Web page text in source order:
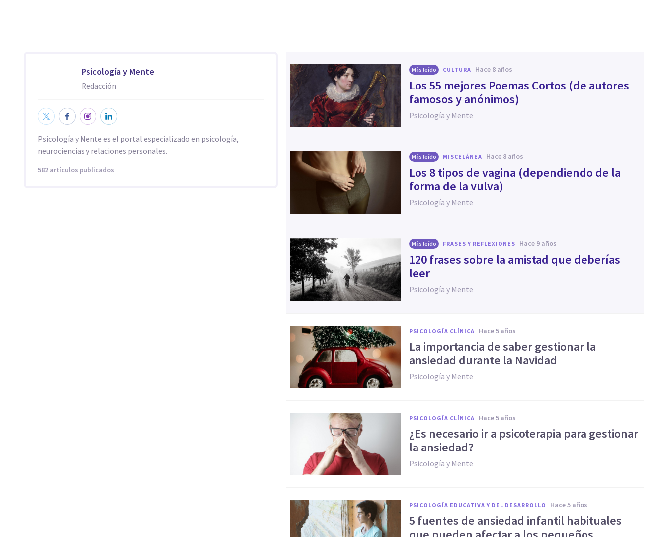
Psicología y Mente
Redacción
Psicología y Mente es el portal especializado en psicología,
neurociencias y relaciones personales.
582 artículos publicados
Más leído CULTURA hace 8 años
Los 55 mejores Poemas Cortos (de autores
famosos y anónimos)
Psicología y Mente
Más leído MISCELÁNEA hace 8 años
Los 8 tipos de vagina (dependiendo de la
forma de la vulva)
Psicología y Mente
Más leído FRASES Y REFLEXIONES hace 9 años
120 frases sobre la amistad que deberías
leer
Psicología y Mente
PSICOLOGÍA CLÍNICA hace 5 años
La importancia de saber gestionar la
ansiedad durante la Navidad
Psicología y Mente
PSICOLOGÍA CLÍNICA hace 5 años
¿Es necesario ir a psicoterapia para gestionar
la ansiedad?
Psicología y Mente
PSICOLOGÍA EDUCATIVA Y DEL DESARROLLO hace 5 años
5 fuentes de ansiedad infantil habituales